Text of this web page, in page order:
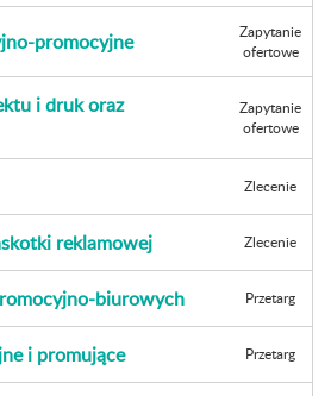
promocyjne
Zapytanie
ofertowe
i druk oraz
Zapytanie
ofertowe
Zlecenie
reklamowej Zlecenie
biurowych Przetarg
i promujące Przetarg